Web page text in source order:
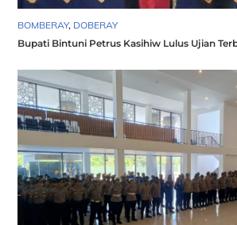
BOMBERAY, DOBERAY
Bupati Bintuni Petrus Kasihiw Lulus Ujian